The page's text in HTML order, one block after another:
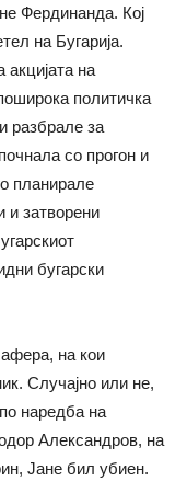
Фердинанда. Кој
на Бугарија.
акцијата на
политичка
разбрале за
со прогон и
планирале
и затворени
бугарски
на кои
Случајно или не,
наредба на
Александров, на
Јане бил убиен.